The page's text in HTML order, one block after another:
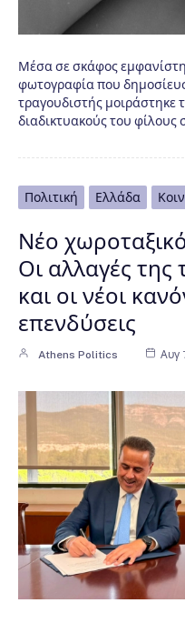
Μέσα σε σκάφος
φωτογραφία που
τραγουδιστής μοιράστηκε
διαδικτυακούς του φίλους
Πολιτική Ελλάδα
Νέο
Οι αλλαγές της
και οι νέοι
επενδύσεις
Athens Politics Αυγ